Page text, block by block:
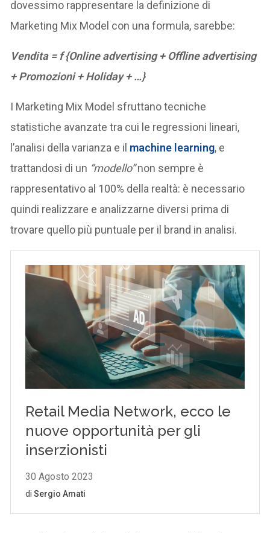
dovessimo rappresentare la definizione di
Marketing Mix Model con una formula, sarebbe:
Vendita = f {Online advertising + Offline advertising
+ Promozioni + Holiday + …}
I Marketing Mix Model sfruttano tecniche
statistiche avanzate tra cui le regressioni lineari,
l’analisi della varianza e il machine learning, e
trattandosi di un “modello”non sempre è
rappresentativo al 100% della realtà: è necessario
quindi realizzare e analizzarne diversi prima di
trovare quello più puntuale per il brand in analisi.